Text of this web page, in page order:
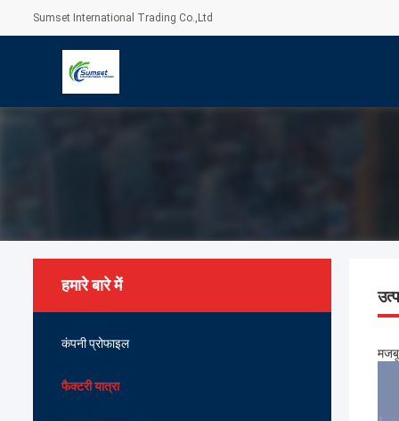
Sumset International Trading Co.,Ltd
हमारे बारे में
कंपनी प्रोफाइल
फैक्टरी यात्रा